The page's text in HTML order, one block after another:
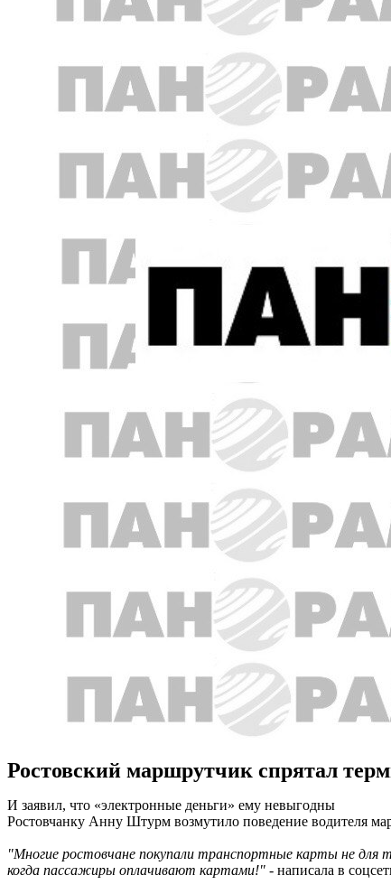
Ростовский маршрутчик спрятал
И заявил, что «электронные деньги» ему невыгодны
Ростовчанку Анну Штурм возмутило поведение водителя
"Многие ростовчане покупали транспортные карты не для
когда пассажиры оплачивают картами!" - написала в